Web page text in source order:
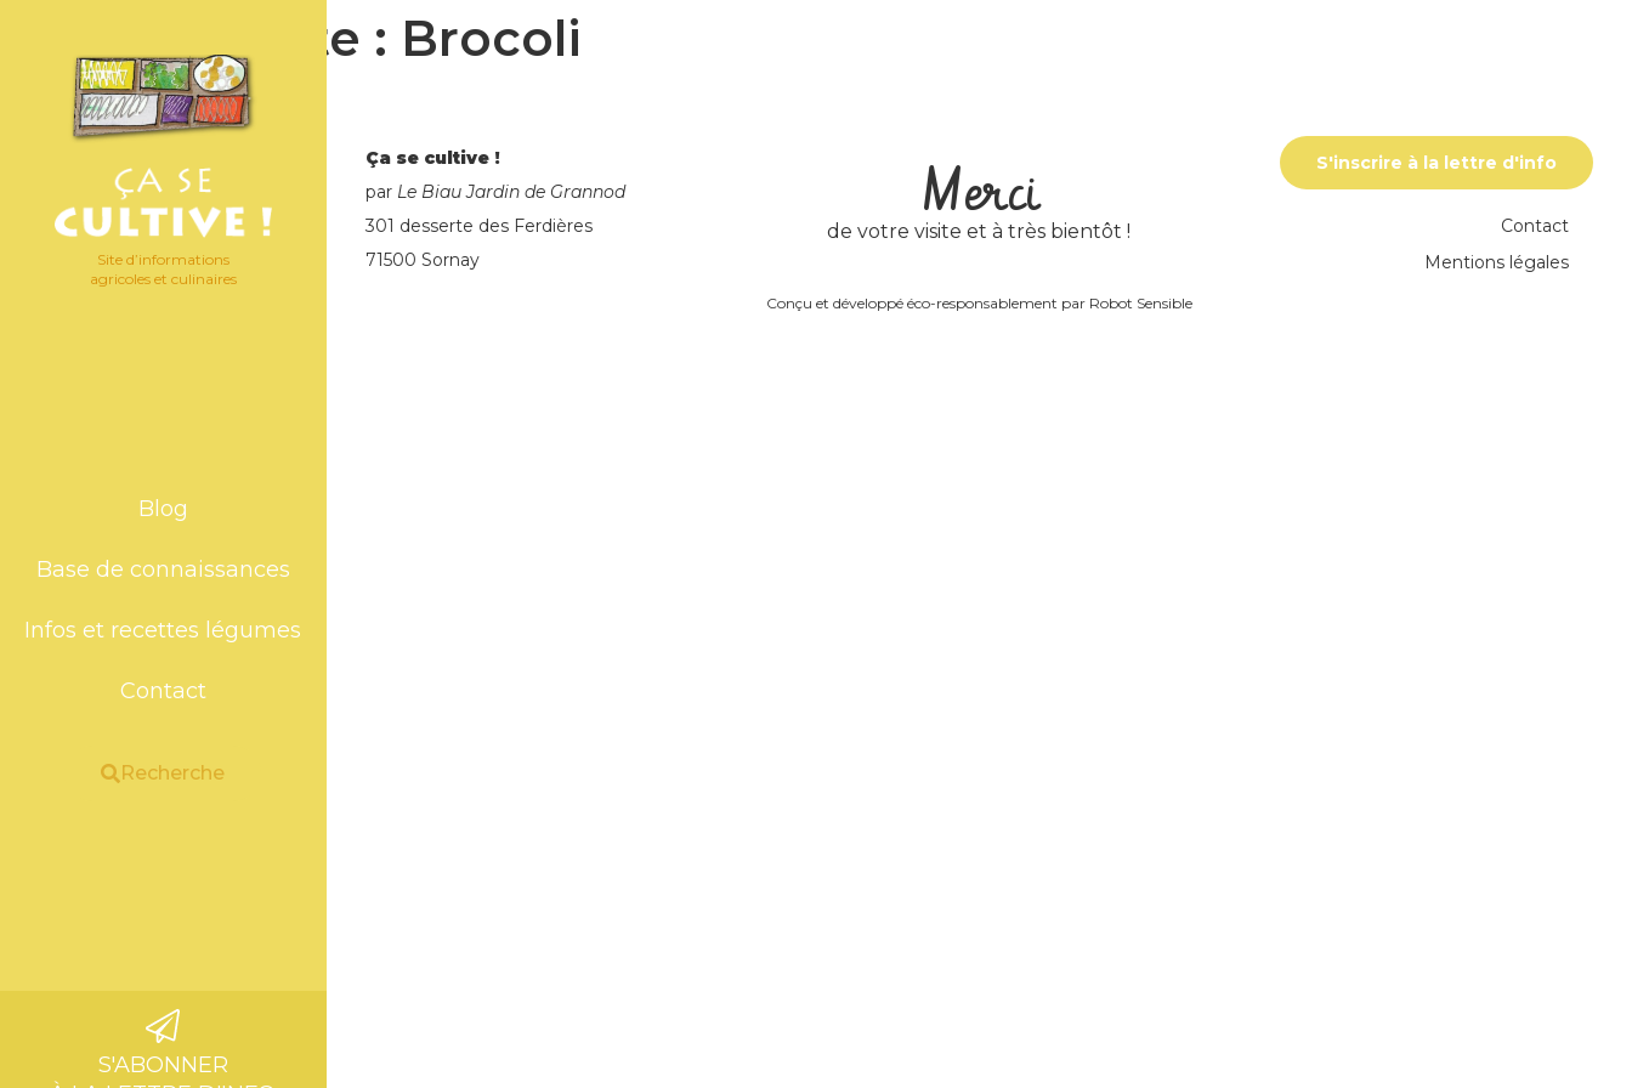
Site d’informations
agricoles et culinaires
Blog
Base de connaissances
Infos et recettes légumes
Contact
Recherche
S'ABONNER
Étiquette : Brocoli
Ça se cultive !
par Le Biau Jardin de Grannod
301 desserte des Ferdières
71500 Sornay
Merci
de votre visite et à très bientôt !
S'inscrire à la lettre d'info
Contact
Mentions légales
Conçu et développé éco-responsablement par Robot Sensible